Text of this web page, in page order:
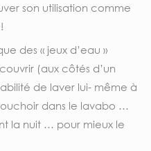
son utilisation comme
des « jeux d’eau »
(aux côtés d’un
de laver lui- même à
dans le lavabo …
la nuit … pour mieux le